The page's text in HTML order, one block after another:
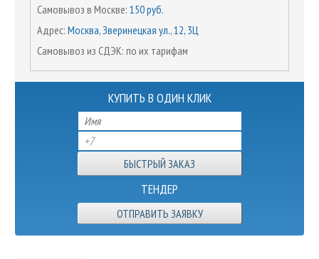
Самовывоз в Москве: 150 руб.
Адрес: Москва, Зверинецкая ул., 12, 3Ц
Самовывоз из СДЭК: по их тарифам
КУПИТЬ В ОДИН КЛИК
ТЕНДЕР
ОТПРАВИТЬ ЗАЯВКУ